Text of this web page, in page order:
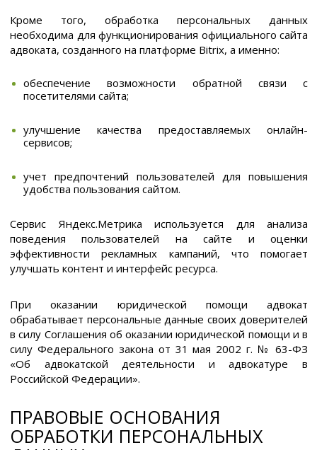
Кроме того, обработка персональных данных
необходима для функционирования официального сайта
адвоката, созданного на платформе Bitrix, а именно:
обеспечение возможности обратной связи с
посетителями сайта;
улучшение качества предоставляемых онлайн-
сервисов;
учет предпочтений пользователей для повышения
удобства пользования сайтом.
Сервис Яндекс.Метрика используется для анализа
поведения пользователей на сайте и оценки
эффективности рекламных кампаний, что помогает
улучшать контент и интерфейс ресурса.
При оказании юридической помощи адвокат
обрабатывает персональные данные своих доверителей
в силу Соглашения об оказании юридической помощи и в
силу Федерального закона от 31 мая 2002 г. № 63-ФЗ
«Об адвокатской деятельности и адвокатуре в
Российской Федерации».
ПРАВОВЫЕ ОСНОВАНИЯ
ОБРАБОТКИ ПЕРСОНАЛЬНЫХ